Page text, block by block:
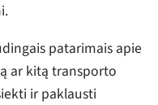
patarimais apie
ar kitą transporto
ir paklausti